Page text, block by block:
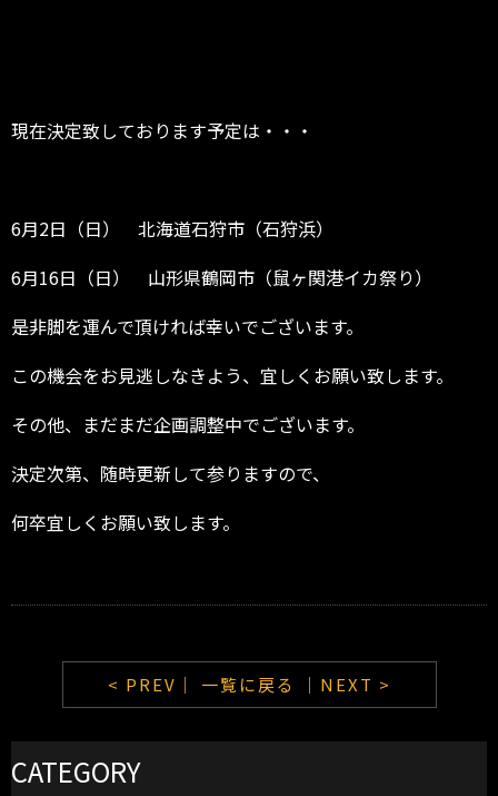
現在決定致しております予定は・・・
6月2日（日） 北海道石狩市（石狩浜）
6月16日（日） 山形県鶴岡市（鼠ヶ関港イカ祭り）
是非脚を運んで頂ければ幸いでございます。
この機会をお見逃しなきよう、宜しくお願い致します。
その他、まだまだ企画調整中でございます。
決定次第、随時更新して参りますので、
何卒宜しくお願い致します。
< PREV｜ 一覧に戻る ｜NEXT >
CATEGORY